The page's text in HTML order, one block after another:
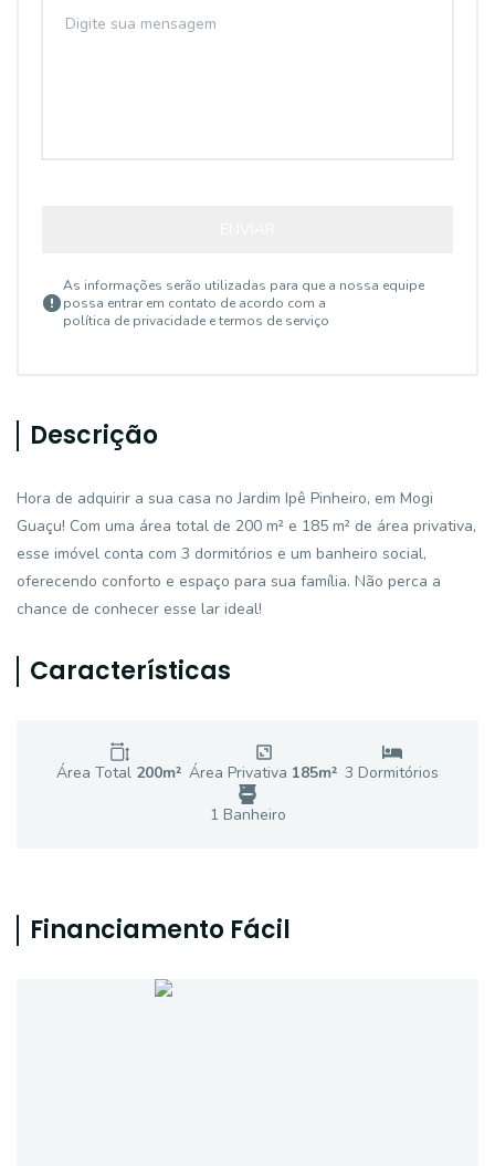
As informações serão utilizadas para que a nossa equipe
possa entrar em contato de acordo com a
política de privacidade e termos de serviço
Descrição
Hora de adquirir a sua casa no Jardim Ipê Pinheiro, em Mogi
Guaçu! Com uma área total de 200 m² e 185 m² de área privativa,
esse imóvel conta com 3 dormitórios e um banheiro social,
oferecendo conforto e espaço para sua família. Não perca a
chance de conhecer esse lar ideal!
Características
Área Total 200m² Área Privativa 185m² 3 Dormitórios
1 Banheiro
Financiamento Fácil